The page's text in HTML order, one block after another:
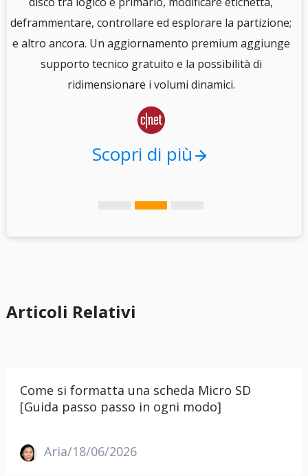
deframmentare, controllare ed esplorare la partizione;
e altro ancora. Un aggiornamento premium aggiunge
supporto tecnico gratuito e la possibilità di
ridimensionare i volumi dinamici.

Scopri di più
Articoli Relativi
Come si formatta una scheda Micro SD
[Guida passo passo in ogni modo]
Aria/18/06/2026